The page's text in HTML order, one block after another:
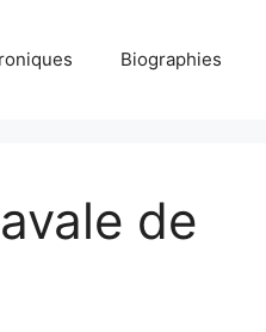
Biographies
de